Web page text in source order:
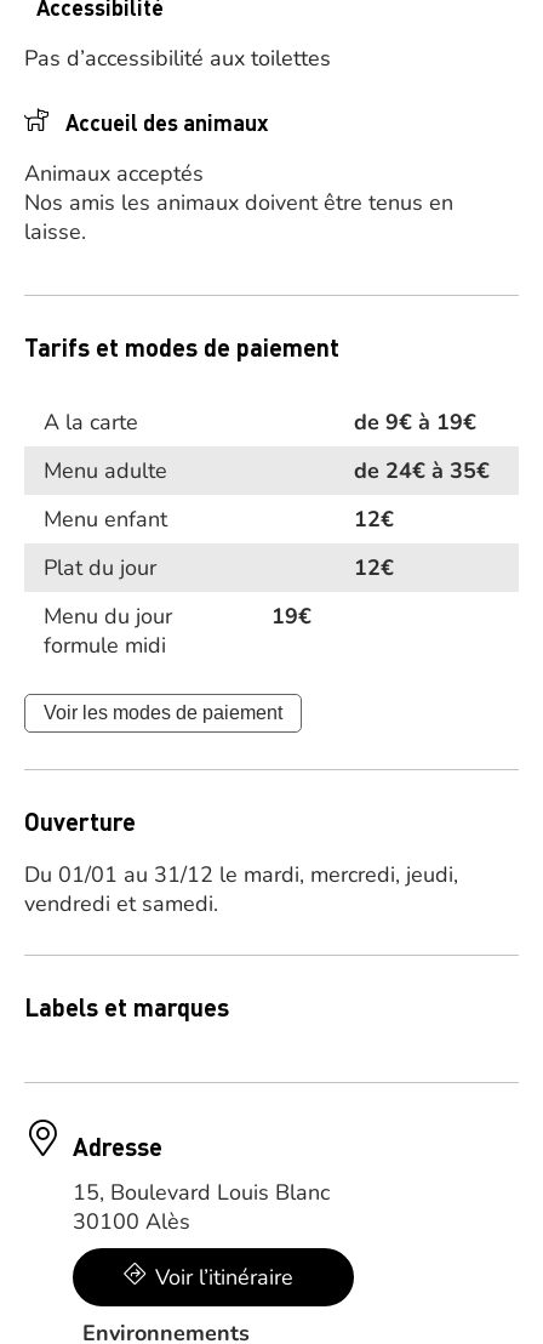
Accessibilité
Pas d’accessibilité aux toilettes
Accueil des animaux
Animaux acceptés
Nos amis les animaux doivent être tenus en
laisse.
Tarifs et modes de paiement
A la carte
de 9€ à 19€
Menu adulte
de 24€ à 35€
Menu enfant
12€
Plat du jour
12€
Menu du jour
19€
formule midi
Voir les modes de paiement
Ouverture
Du 01/01 au 31/12 le mardi, mercredi, jeudi,
vendredi et samedi.
Labels et marques
Adresse
15, Boulevard Louis Blanc
30100 Alès
Voir l’itinéraire
Environnements